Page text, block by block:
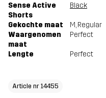
Sense Active
Shorts
Black
Gekochte maat M, Regular
Waargenomen
maat
Perfect
Lengte Perfect
Article nr 14455